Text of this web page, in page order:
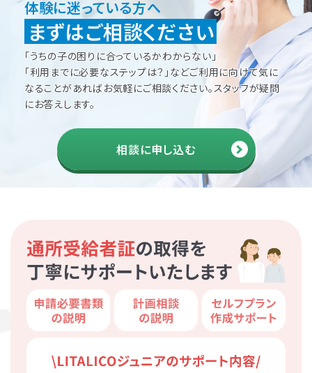
体験に迷っている方へ
まずはご相談ください
「うちの子の困りに合っているかわからない」
「利用までに必要なステップは？」などご利用に向けて気に
なることがあればお気軽にご相談ください。スタッフが疑問
にお答えします。
相談に申し込む